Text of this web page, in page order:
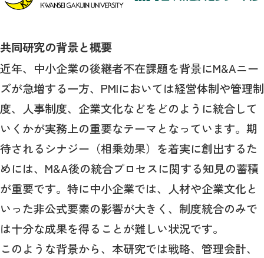
共同研究の背景と概要
近年、中小企業の後継者不在課題を背景にM&Aニー
ズが急増する一方、 PMIにおいては経営体制や管理制
度、人事制度、企業文化などをどのように統合して
いくかが実務上の重要なテーマとなっています。期
待されるシナジー（相乗効果）を着実に創出するた
めには、 M&A後の統合プロセスに関する知見の蓄積
が重要です。特に中小企業では、人材や企業文化と
いった非公式要素の影響が大きく、制度統合のみで
は十分な成果を得ることが難しい状況です。
このような背景から、本研究では戦略、管理会計、